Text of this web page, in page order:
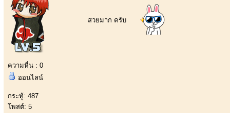
ความหื่น : 0
ออนไลน์
กระทู้: 487
โพสต์: 5
สวยมาก ครับ